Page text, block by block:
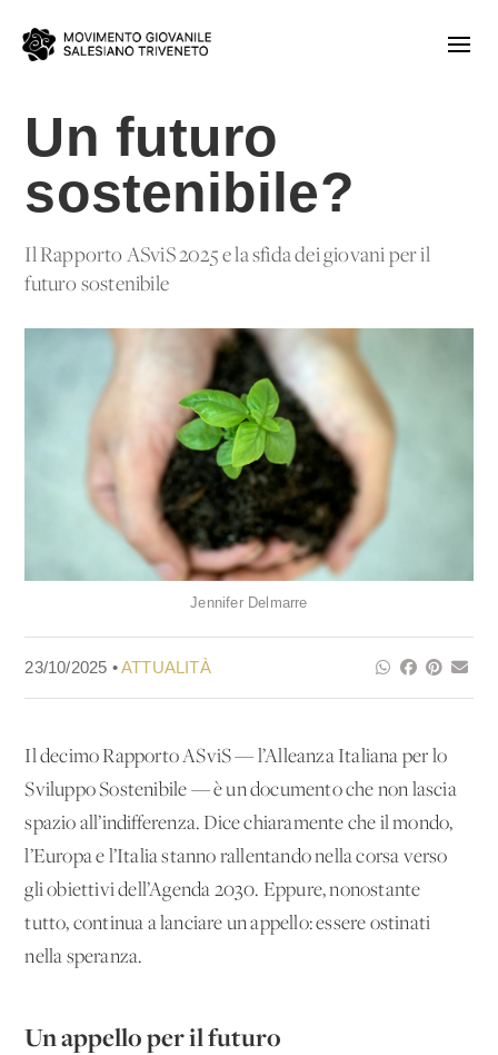
Un futuro
sostenibile?
Il Rapporto ASviS 2025 e la sfida dei giovani per il
futuro sostenibile
Jennifer Delmarre
23/10/2025 •ATTUALITÀ
Il decimo Rapporto ASviS — l’Alleanza Italiana per lo
Sviluppo Sostenibile — è un documento che non lascia
spazio all’indifferenza. Dice chiaramente che il mondo,
l’Europa e l’Italia stanno rallentando nella corsa verso
gli obiettivi dell’Agenda 2030. Eppure, nonostante
tutto, continua a lanciare un appello: essere ostinati
nella speranza.
Un appello per il futuro